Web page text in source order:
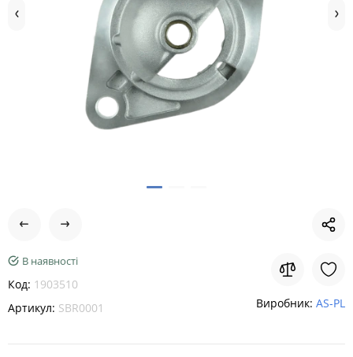
В наявності
Код: 1903510
Артикул: SBR0001 Виробник: AS-PL